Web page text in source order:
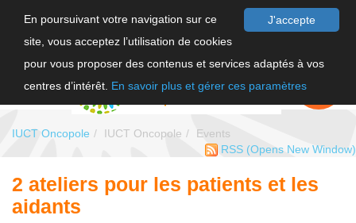
J'accepte
En poursuivant votre navigation sur ce
site, vous acceptez l’utilisation de cookies
pour vous proposer des contenus et services adaptés à vos
centres d’intérêt. En savoir plus et gérer ces paramètres
FAIRE UN
DON
IUCT Oncopole IUCT Oncopole
Events
RSS (Opens New Window)
2 ateliers pour les patients et les
aidants